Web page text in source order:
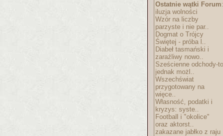
Ostatnie wątki Forum:
iluzja wolności
Wzór na liczby
parzyste i nie par..
Dogmat o Trójcy
Świętej - próba l..
Diabeł tasmański i
zaraźliwy nowo..
Sześcienne odchody-to
jednak możl..
Wszechświat
przygotowany na
więce..
Własność, podatki i
kryzys: syste..
Football i "okolice"
oraz aktorst..
zakazane jabłko z raju